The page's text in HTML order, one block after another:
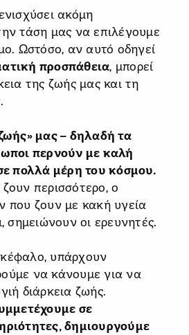
ακόμη
τάση μας να επιλέγουμε
Ωστόσο, αν αυτό οδηγεί
προσπάθεια, μπορεί
της ζωής μας και τη
μας – δηλαδή τα
περνούν με καλή
πολλά μέρη του κόσμου.
περισσότερο, ο
που ζουν με κακή υγεία
σημειώνουν οι ερευνητές.
υπάρχουν
να κάνουμε για να
διάρκεια ζωής.
σε
δημιουργούμε